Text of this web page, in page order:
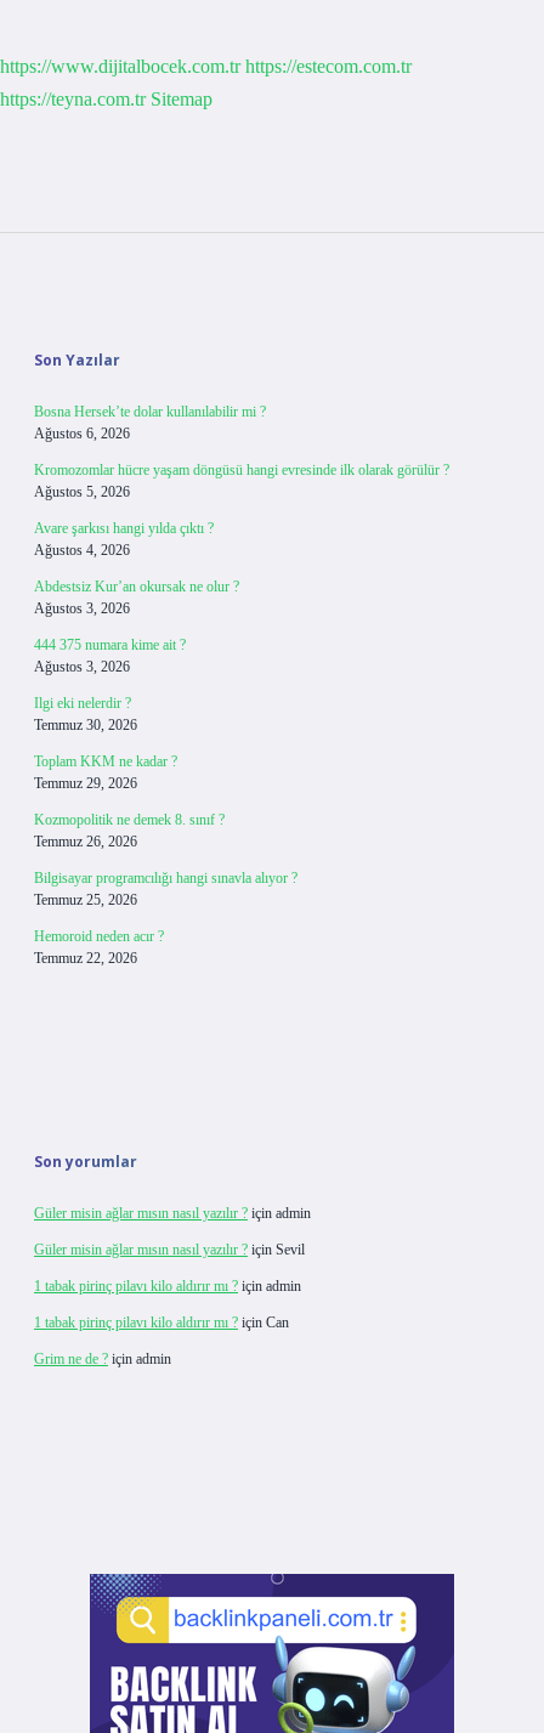
https://www.dijitalbocek.com.tr https://estecom.com.tr
https://teyna.com.tr Sitemap
Son Yazılar
Bosna Hersek’te dolar kullanılabilir mi ?
Ağustos 6, 2026
Kromozomlar hücre yaşam döngüsü hangi evresinde ilk olarak görülür ?
Ağustos 5, 2026
Avare şarkısı hangi yılda çıktı ?
Ağustos 4, 2026
Abdestsiz Kur’an okursak ne olur ?
Ağustos 3, 2026
444 375 numara kime ait ?
Ağustos 3, 2026
Ilgi eki nelerdir ?
Temmuz 30, 2026
Toplam KKM ne kadar ?
Temmuz 29, 2026
Kozmopolitik ne demek 8. sınıf ?
Temmuz 26, 2026
Bilgisayar programcılığı hangi sınavla alıyor ?
Temmuz 25, 2026
Hemoroid neden acır ?
Temmuz 22, 2026
Son yorumlar
Güler misin ağlar mısın nasıl yazılır ? için admin
Güler misin ağlar mısın nasıl yazılır ? için Sevil
1 tabak pirinç pilavı kilo aldırır mı ? için admin
1 tabak pirinç pilavı kilo aldırır mı ? için Can
Grim ne de ? için admin